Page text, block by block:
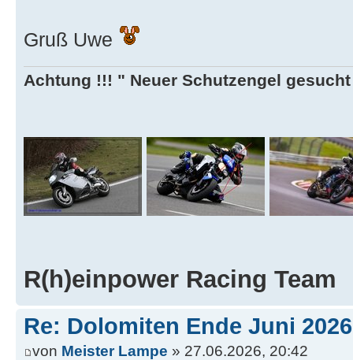
Gruß Uwe
Achtung !!! " Neuer Schutzengel
R(h)einpower Racing Team
Re: Dolomiten Ende Juni 2026
von Meister Lampe » 27.06.2026, 20:42